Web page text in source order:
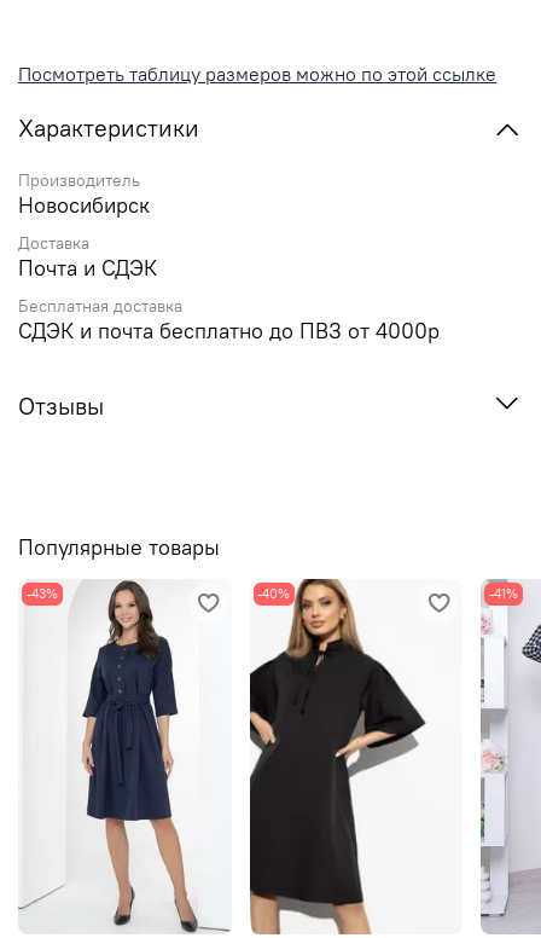
Посмотреть таблицу размеров можно по этой ссылке
Характеристики
Производитель
Новосибирск
Доставка
Почта и СДЭК
Бесплатная доставка
СДЭК и почта бесплатно до ПВЗ от 4000р
Отзывы
Популярные товары
-43% -40% -41%